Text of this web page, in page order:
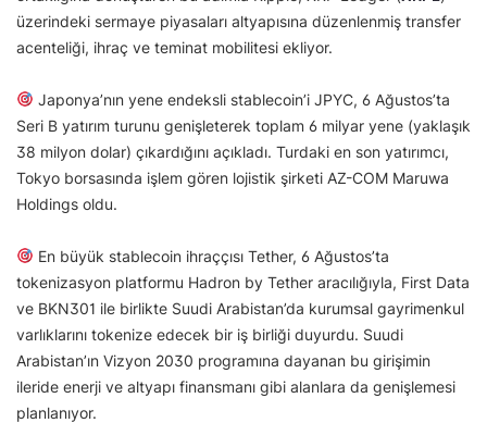
üzerindeki sermaye piyasaları altyapısına düzenlenmiş transfer
acenteliği, ihraç ve teminat mobilitesi ekliyor.
Japonya’nın yene endeksli stablecoin’i JPYC, 6 Ağustos’ta
Seri B yatırım turunu genişleterek toplam 6 milyar yene (yaklaşık
38 milyon dolar) çıkardığını açıkladı. Turdaki en son yatırımcı,
Tokyo borsasında işlem gören lojistik şirketi AZ-COM Maruwa
Holdings oldu.
En büyük stablecoin ihraççısı Tether, 6 Ağustos’ta
tokenizasyon platformu Hadron by Tether aracılığıyla, First Data
ve BKN301 ile birlikte Suudi Arabistan’da kurumsal gayrimenkul
varlıklarını tokenize edecek bir iş birliği duyurdu. Suudi
Arabistan’ın Vizyon 2030 programına dayanan bu girişimin
ileride enerji ve altyapı finansmanı gibi alanlara da genişlemesi
planlanıyor.